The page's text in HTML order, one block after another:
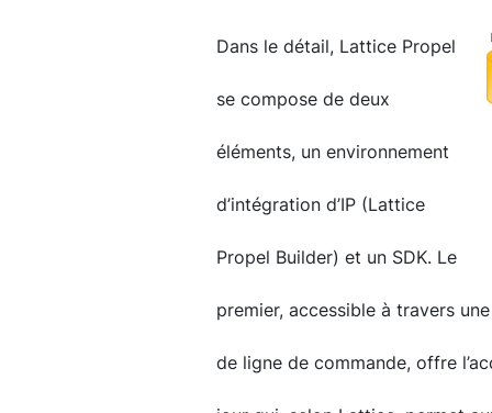
Dans le détail, Lattice Propel
se compose de deux
éléments, un environnement
d’intégration d’IP (Lattice
Propel Builder) et un SDK. Le
premier, accessible à travers
de ligne de commande, offre